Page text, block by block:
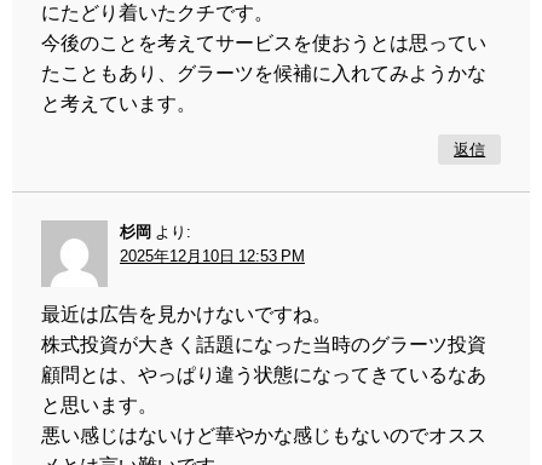
にたどり着いたクチです。
今後のことを考えてサービスを使おうとは思ってい
たこともあり、グラーツを候補に入れてみようかな
と考えています。
返信
杉岡 より:
2025年12月10日 12:53 PM
最近は広告を見かけないですね。
株式投資が大きく話題になった当時のグラーツ投資
顧問とは、やっぱり違う状態になってきているなあ
と思います。
悪い感じはないけど華やかな感じもないのでオスス